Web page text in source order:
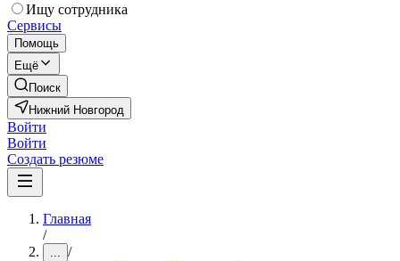
Ищу сотрудника
Сервисы
Помощь
Ещё
Поиск
Нижний Новгород
Войти
Войти
Создать резюме
Главная
/
... /